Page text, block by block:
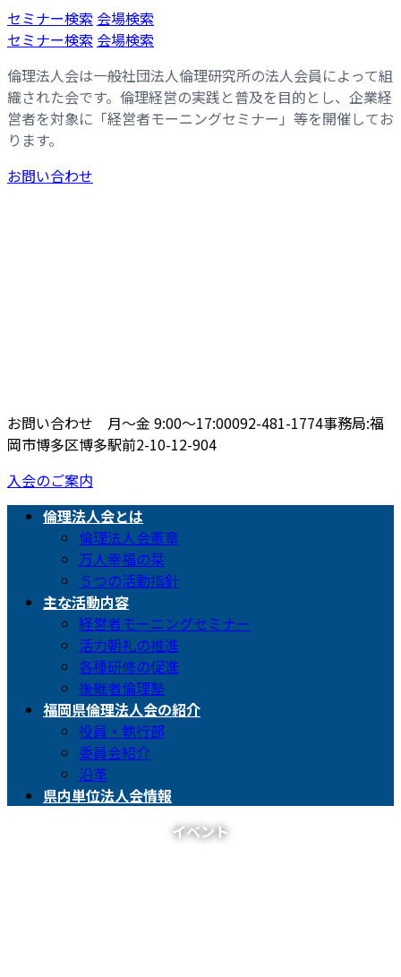
コ
ン
ン
ツ
へ
ス
キ
ッ
ナ
ビ
ー
シ
ョ
ン
に
移
セミナー検索 会場検索
セミナー検索 会場検索
倫理法人会は一般社団法人倫理研究所の法人会員によって組
織された会です。倫理経営の実践と普及を目的とし、企業経
営者を対象に「経営者モーニングセミナー」等を開催してお
ります。
お問い合わせ
お問い合わせ 月〜金 9:00〜17:00092-481-1774事務局:福
岡市博多区博多駅前2-10-12-904
入会のご案内
倫理法人会とは
倫理法人会憲章
万人幸福の栞
５つの活動指針
主な活動内容
経営者モーニングセミナー
活力朝礼の推進
各種研修の促進
後継者倫理塾
福岡県倫理法人会の紹介
役員・執行部
委員会紹介
沿革
県内単位法人会情報
イベント